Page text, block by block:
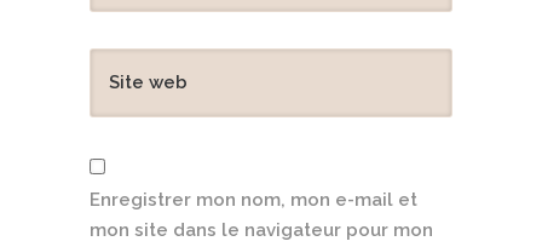
Enregistrer mon nom, mon e-mail et
mon site dans le navigateur pour mon